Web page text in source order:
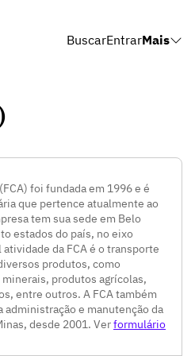
BuscarEntrarMais
foi fundada em 1996 e é
que pertence atualmente ao
tem sua sede em Belo
estados do país, no eixo
da FCA é o transporte
produtos, como
produtos agrícolas,
entre outros. A FCA também
e manutenção da
desde 2001. Verformulário